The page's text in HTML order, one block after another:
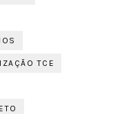
TCE